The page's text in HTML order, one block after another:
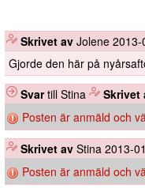
Skrivet av Jolene 2013-
Gjorde den här på
Svartill Stina Skrivet
Posten är anmäld och
Skrivet av Stina 2013-
Posten är anmäld och